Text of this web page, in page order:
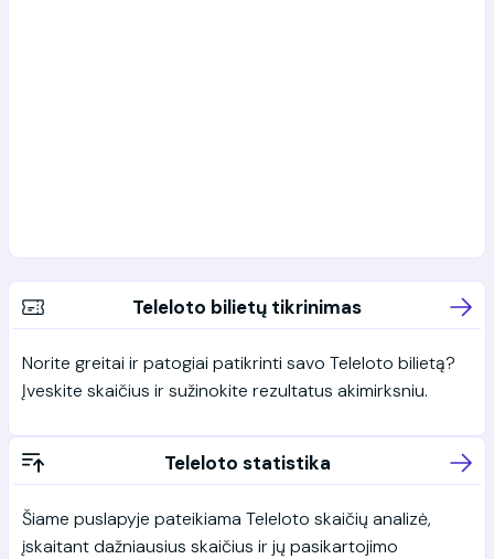
Teleloto bilietų tikrinimas
Norite greitai ir patogiai patikrinti savo Teleloto bilietą?
Įveskite skaičius ir sužinokite rezultatus akimirksniu.
Teleloto statistika
Šiame puslapyje pateikiama Teleloto skaičių analizė,
įskaitant dažniausius skaičius ir jų pasikartojimo